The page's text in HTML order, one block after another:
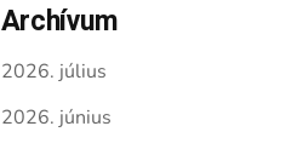
Archívum
2026. július
2026. június